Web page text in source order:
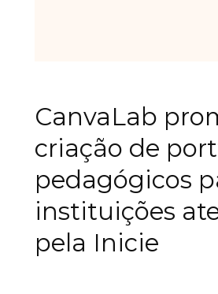
CanvaLab
criação de
pedagógicos
instituições
pela Inicie